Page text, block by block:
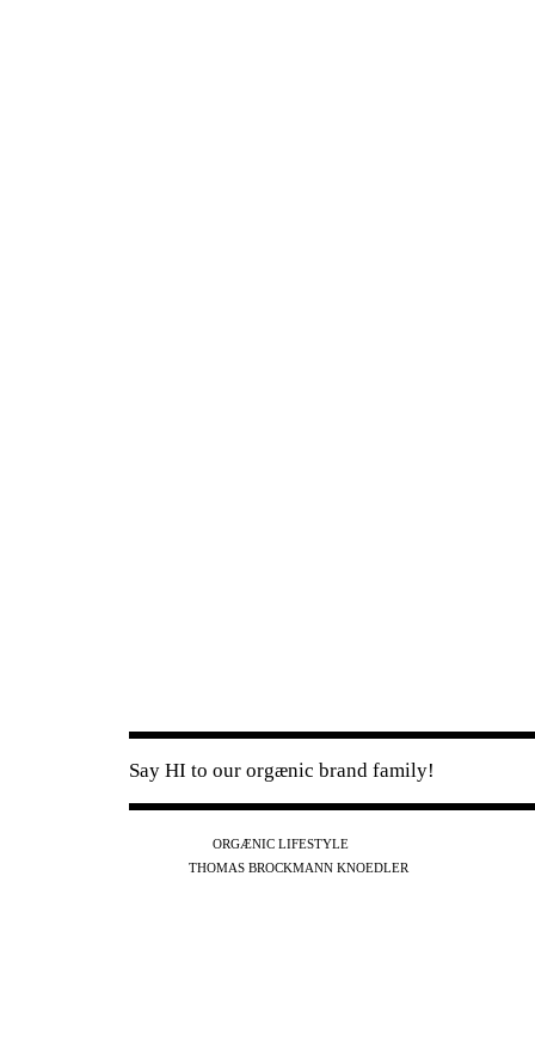
Say HI to our orgænic brand family!
ORGÆNIC LIFESTYLE
THOMAS BROCKMANN KNOEDLER